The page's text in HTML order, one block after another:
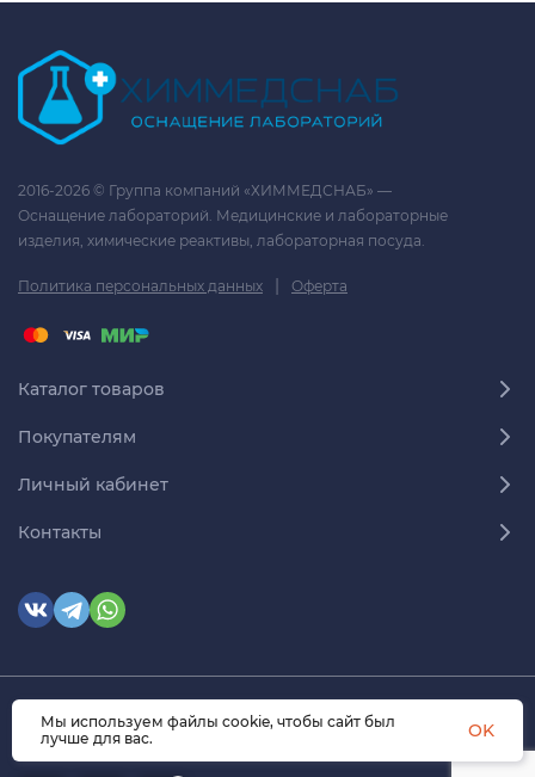
2016-2026 © Группа компаний «ХИММЕДСНАБ» —
Оснащение лабораторий. Медицинские и лабораторные
изделия, химические реактивы, лабораторная посуда.
Политика персональных данных | Оферта
Каталог товаров
Покупателям
Личный кабинет
Контакты
© 2026 himmedsnab.ru. Все права защищены
Мы используем файлы cookie, чтобы сайт был
лучше для вас.
OK